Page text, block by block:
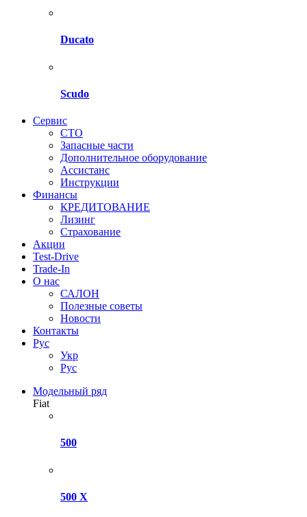
Ducato
Scudo
Сервис
СТО
Запасные части
Дополнительное оборудование
Ассистанс
Инструкции
Финансы
КРЕДИТОВАНИЕ
Лизинг
Страхование
Акции
Test-Drive
Trade-In
О нас
САЛОН
Полезные советы
Новости
Контакты
Руc
Укр
Руc
Модельный ряд
Fiat
500
500 X